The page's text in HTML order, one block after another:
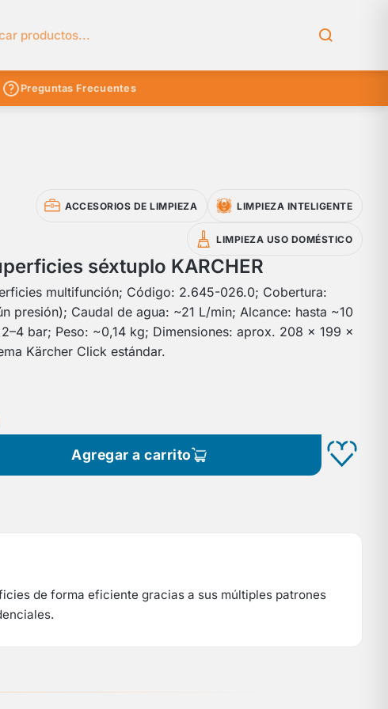
en el catálogo
Preguntas Frecuentes
ACCESORIOS DE LIMPIEZA LIMPIEZA INTELIGENTE
LIMPIEZA USO DOMÉSTICO
séxtuplo KARCHER
multifunción; Código: 2.645-026.0; Cobertura:
presión); Caudal de agua: ~21 L/min; Alcance: hasta ~10
bar; Peso: ~0,14 kg; Dimensiones: aprox. 208 × 199 ×
Kärcher Click estándar.
Agregar a carrito
de forma eficiente gracias a sus múltiples patrones